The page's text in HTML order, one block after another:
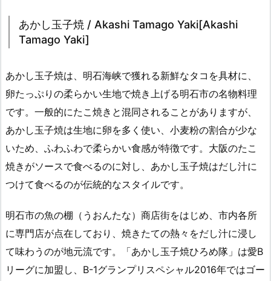
あかし玉子焼 / Akashi Tamago Yaki[Akashi
Tamago Yaki]
あかし玉子焼は、明石海峡で獲れる新鮮なタコを具材に、
卵たっぷりの柔らかい生地で焼き上げる明石市の名物料理
です。一般的にたこ焼きと混同されることがありますが、
あかし玉子焼は生地に卵を多く使い、小麦粉の割合が少な
いため、ふわふわで柔らかい食感が特徴です。大阪のたこ
焼きがソースで食べるのに対し、あかし玉子焼はだし汁に
つけて食べるのが伝統的なスタイルです。
明石市の魚の棚（うおんたな）商店街をはじめ、市内各所
に専門店が点在しており、焼きたての熱々をだし汁に浸し
て味わうのが地元流です。「あかし玉子焼ひろめ隊」は愛B
リーグに加盟し、B-1グランプリスペシャル2016年ではゴー